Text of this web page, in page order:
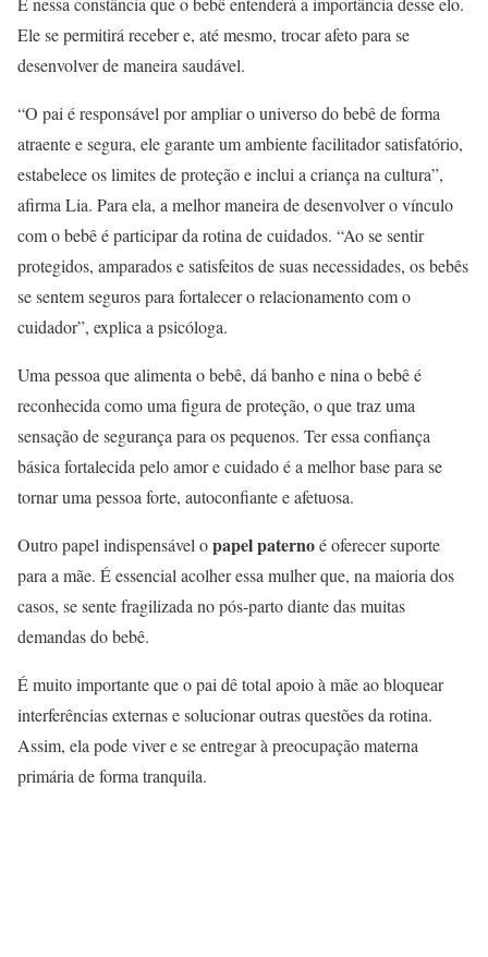
Ele se permitirá receber e, até mesmo, trocar afeto para se
desenvolver de maneira saudável.
“O pai é responsável por ampliar o universo do bebê de forma
atraente e segura, ele garante um ambiente facilitador satisfatório,
estabelece os limites de proteção e inclui a criança na cultura”,
afirma Lia. Para ela, a melhor maneira de desenvolver o vínculo
com o bebê é participar da rotina de cuidados. “Ao se sentir
protegidos, amparados e satisfeitos de suas necessidades, os bebês
se sentem seguros para fortalecer o relacionamento com o
cuidador”, explica a psicóloga.
Uma pessoa que alimenta o bebê, dá banho e nina o bebê é
reconhecida como uma figura de proteção, o que traz uma
sensação de segurança para os pequenos. Ter essa confiança
básica fortalecida pelo amor e cuidado é a melhor base para se
tornar uma pessoa forte, autoconfiante e afetuosa.
Outro papel indispensável opapel paternoé oferecer suporte
para a mãe. É essencial acolher essa mulher que, na maioria dos
casos, se sente fragilizada no pós-parto diante das muitas
demandas do bebê.
É muito importante que o pai dê total apoio à mãe ao bloquear
interferências externas e solucionar outras questões da rotina.
Assim, ela pode viver e se entregar à preocupação materna
primária de forma tranquila.